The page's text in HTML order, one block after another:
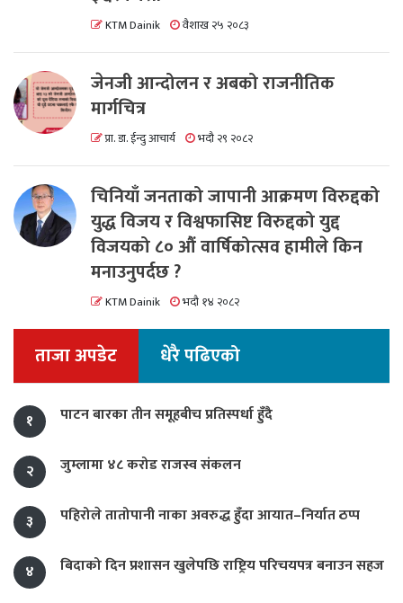
KTM Dainik वैशाख २५ २०८३
जेनजी आन्दोलन र अबको राजनीतिक
मार्गचित्र
प्रा. डा. ईन्दु आचार्य भदौ २९ २०८२
चिनियाँ जनताको जापानी आक्रमण विरुद्दको
युद्ध विजय र विश्वफासिष्ट विरुद्दको युद्द
विजयको ८० औं वार्षिकोत्सव हामीले किन
मनाउनुपर्दछ ?
KTM Dainik भदौ १४ २०८२
ताजा अपडेट धेरै पढिएको
१ पाटन बारका तीन समूहबीच प्रतिस्पर्धा हुँदै
२ जुम्लामा ४८ करोड राजस्व संकलन
३ पहिरोले तातोपानी नाका अवरुद्ध हुँदा आयात–निर्यात ठप्प
४ बिदाको दिन प्रशासन खुलेपछि राष्ट्रिय परिचयपत्र बनाउन सहज